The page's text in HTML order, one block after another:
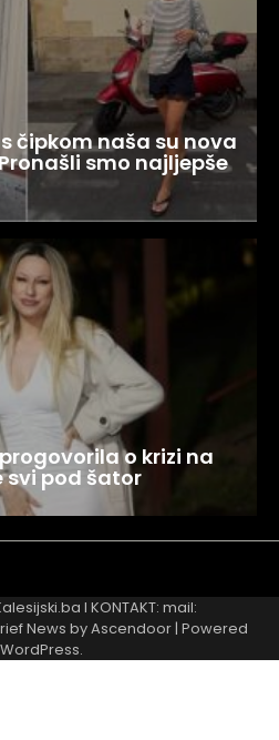
čipkom naša su nova
smo najljepše
o krizi na
svi pod šator
I KONTAKT: mail:
News byAscendoor | Powered
WordPress.